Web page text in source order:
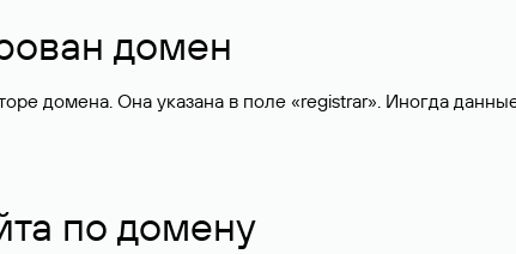
домен
домена. Она указана в поле «registrar». Иногда
по домену